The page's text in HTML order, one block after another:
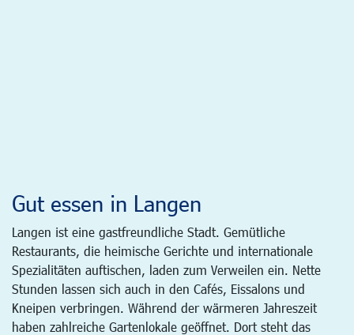
Gut essen in Langen
Langen ist eine gastfreundliche Stadt. Gemütliche
Restaurants, die heimische Gerichte und internationale
Spezialitäten auftischen, laden zum Verweilen ein. Nette
Stunden lassen sich auch in den Cafés, Eissalons und
Kneipen verbringen. Während der wärmeren Jahreszeit
haben zahlreiche Gartenlokale geöffnet. Dort steht das